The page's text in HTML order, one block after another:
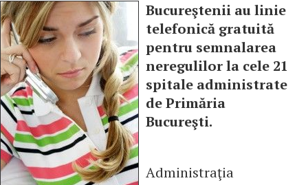
Bucureştenii au linie
telefonică gratuită
pentru semnalarea
neregulilor la cele 21
spitale administrate
de Primăria
Bucureşti.
Administraţia